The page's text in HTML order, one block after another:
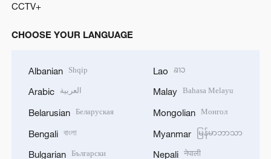
CCTV+
CHOOSE YOUR LANGUAGE
Albanian Shqip
Arabic العربية
Belarusian Беларуская
Bengali বাংলা
Bulgarian Български
Lao ລາວ
Malay Bahasa Melayu
Mongolian Монгол
Myanmar မြန်မာဘာသာ
Nepali नेपाली